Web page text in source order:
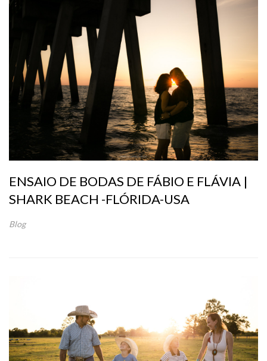
ENSAIO DE BODAS DE FÁBIO E FLÁVIA |
SHARK BEACH -FLÓRIDA-USA
Blog